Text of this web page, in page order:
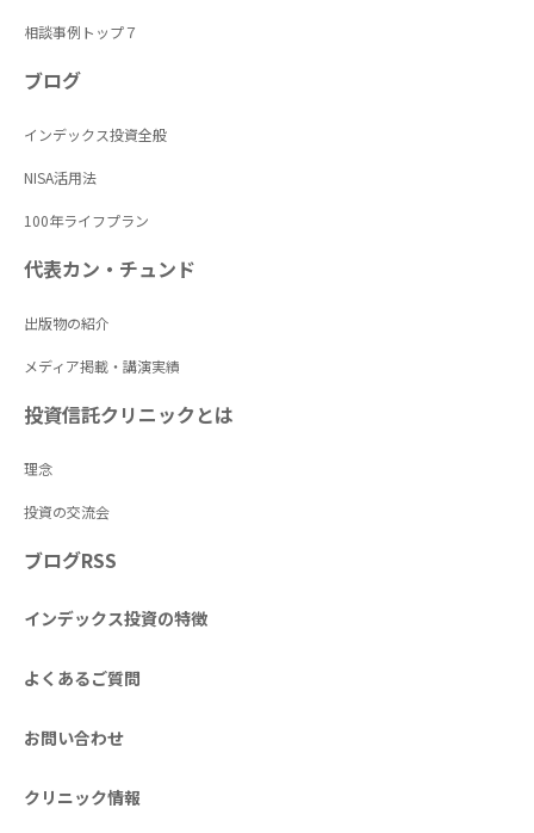
相談事例トップ７
ブログ
インデックス投資全般
NISA活用法
100年ライフプラン
代表カン・チュンド
出版物の紹介
メディア掲載・講演実績
投資信託クリニックとは
理念
投資の交流会
ブログRSS
インデックス投資の特徴
よくあるご質問
お問い合わせ
クリニック情報